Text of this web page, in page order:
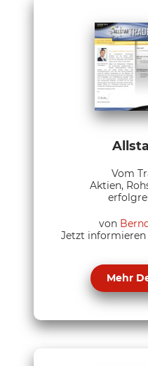
Vom
Aktien,
von
Jetzt informieren
Mehr